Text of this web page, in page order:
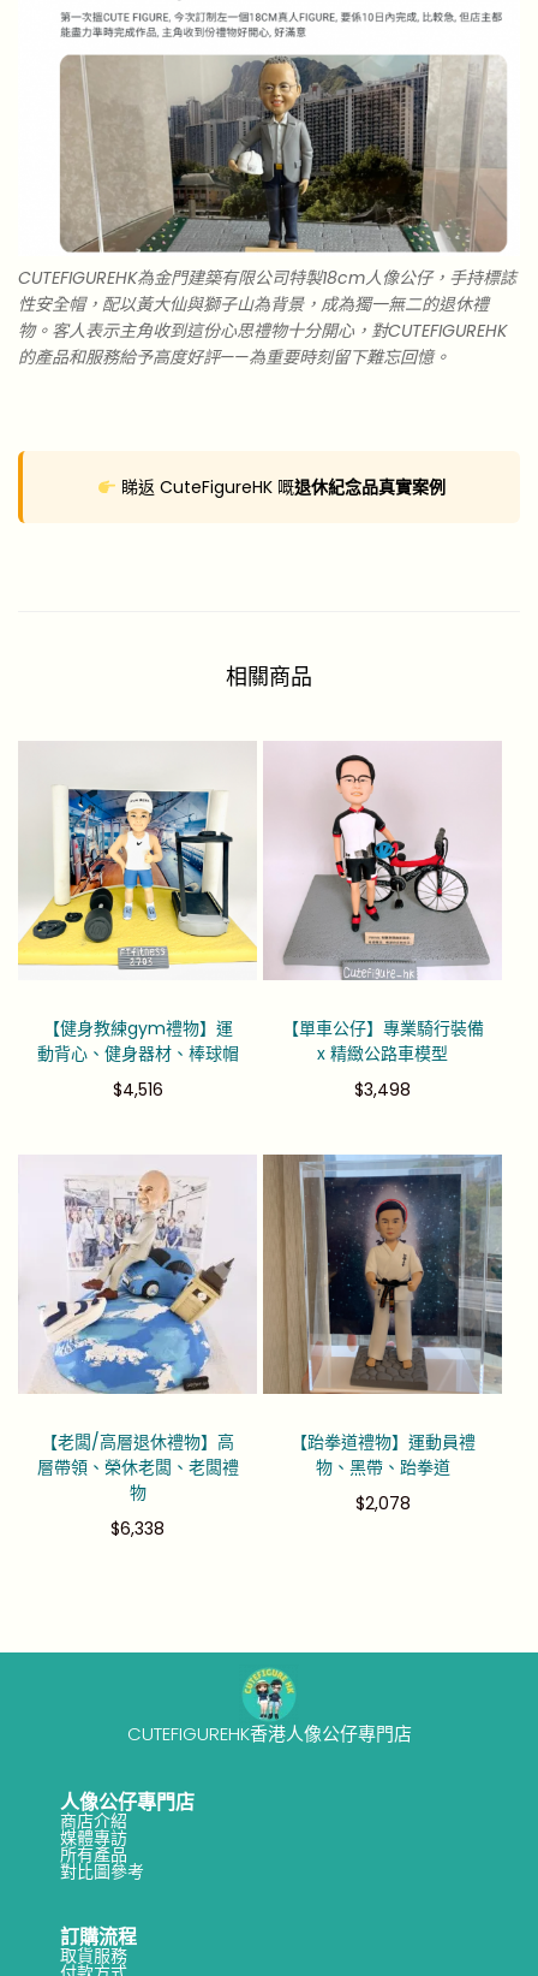
CUTEFIGUREHK為金門建築有限公司特製18cm人像公仔，手持標誌
性安全帽，配以黃大仙與獅子山為背景，成為獨一無二的退休禮
物。客人表示主角收到這份心思禮物十分開心，對CUTEFIGUREHK
的產品和服務給予高度好評——為重要時刻留下難忘回憶。
睇返 CuteFigureHK 嘅退休紀念品真實案例
相關商品
【健身教練gym禮物】運
動背心、健身器材、棒球帽
$4,516
【單車公仔】專業騎行裝備
x 精緻公路車模型
$3,498
【老闆/高層退休禮物】高
層帶領、榮休老闆、老闆禮
物
$6,338
【跆拳道禮物】運動員禮
物、黑帶、跆拳道
$2,078
CUTEFIGUREHK香港人像公仔專門店
人像公仔專門店
商店介紹
媒體專訪
所有產品
對比圖參考
訂購流程
取貨服務